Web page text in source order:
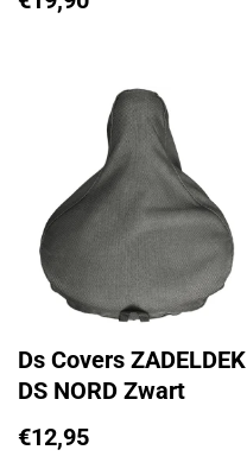
Ds Covers ZADELDEK
DS NORD Zwart
€12,95